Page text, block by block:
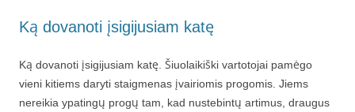
Ką dovanoti įsigijusiam katę
Ką dovanoti įsigijusiam katę. Šiuolaikiški vartotojai pamėgo
vieni kitiems daryti staigmenas įvairiomis progomis. Jiems
nereikia ypatingų progų tam, kad nustebintų artimus, draugus